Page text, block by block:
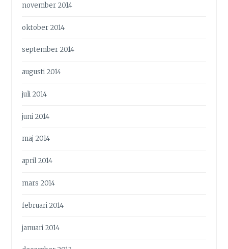
november 2014
oktober 2014
september 2014
augusti 2014
juli 2014
juni 2014
maj 2014
april 2014
mars 2014
februari 2014
januari 2014